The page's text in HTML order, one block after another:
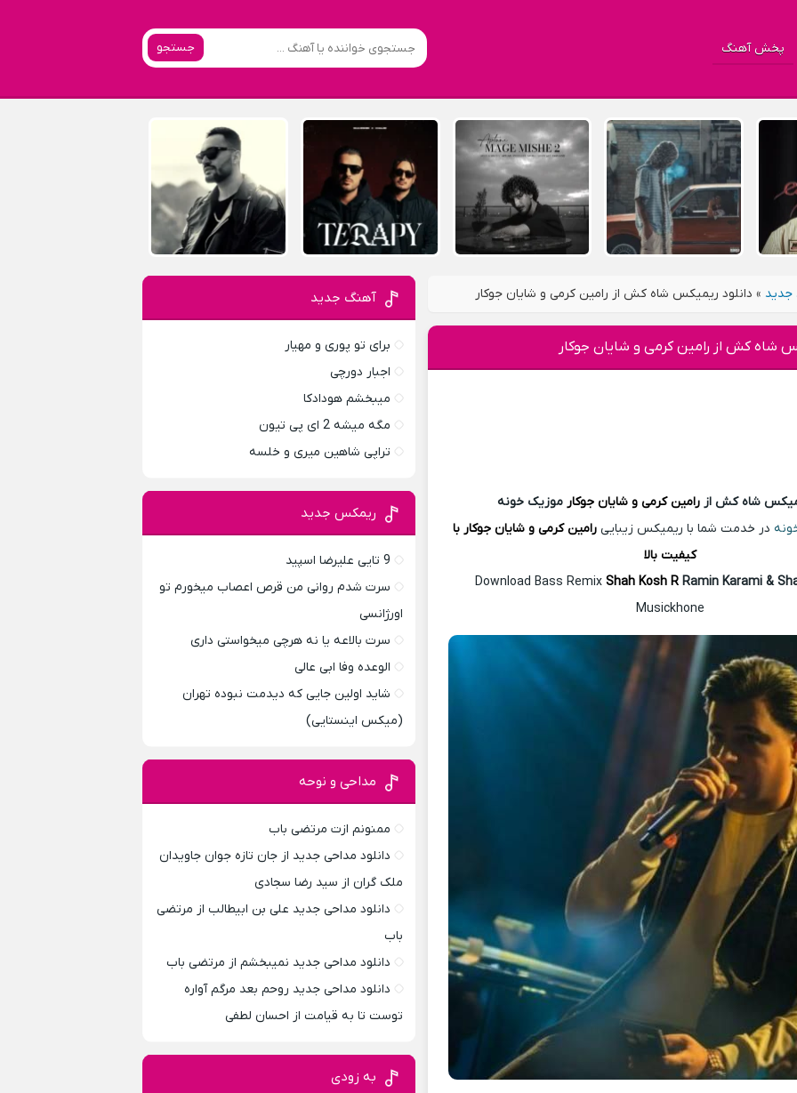
پخش آهنگ جستجو
» دانلود ریمیکس شاه کش از رامین کرمی و شایان جوکار
شاه کش از رامین کرمی و شایان جوکار
شاه کش ازرامین کرمی و شایان جوکار موزیک خونه
در خدمت شما با ریمیکس زیباییرامین کرمی و شایان جوکار با
کیفیت بالا
Download Bass RemixShah Kosh R Ramin Karami &
Musickhone
آهنگ جدید
برای تو پوری و مهیار
اجبار دورچی
میبخشم هودادکا
مگه میشه 2 ای پی تیون
تراپی شاهین میری و خلسه
ریمکس جدید
9 تایی علیرضا اسپید
سرت شدم روانی من قرص اعصاب میخورم تو
اورژانسی
سرت بالاعه یا نه هرچی میخواستی داری
الوعده وفا ابی عالی
شاید اولین جایی که دیدمت نبوده تهران
(میکس اینستایی)
مداحی و نوحه
ممنونم ازت مرتضی باب
دانلود مداحی جدید از جان تازه جوان جاویدان
ملک گران از سید رضا سجادی
دانلود مداحی جدید علی بن ابیطالب از مرتضی
باب
دانلود مداحی جدید نمیبخشم از مرتضی باب
دانلود مداحی جدید روحم بعد مرگم آواره
توست تا به قیامت از احسان لطفی
به زودی